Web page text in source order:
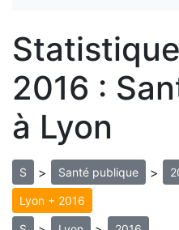
2016 :
à Lyon
S > Santé publique >
Lyon + 2016